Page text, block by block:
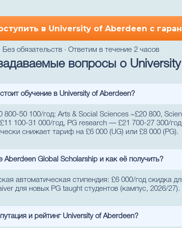
в University of Aberdeen с
Без обязательств · Ответим в течение 2 часов
вопросы о
обучение в University of Aberdeen?
800-50 100/год: Arts & Social Sciences ~£20 800,
100-31 000/год, PG research — £21 700-27 300/
снижает тариф на £6 000 (UG) или £8 000 (PG).
Aberdeen Global Scholarship и как её получить?
автоматическая стипендия: £6 000/год скидка
для новых PG taught студентов (кампус, 2026/
и рейтинг University of Aberdeen?